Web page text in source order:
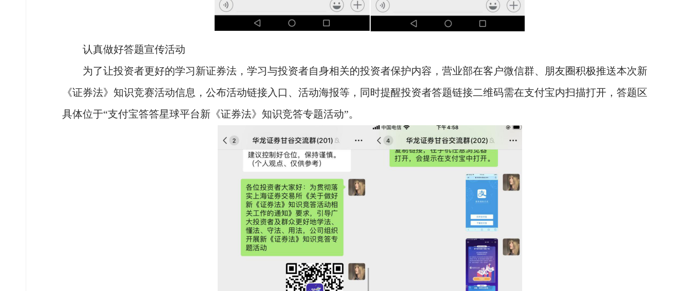
认真做好答题宣传活动
为了让投资者更好的学习新证券法，学习与投资者自身相关的投资者保护内容，营业部在客户微信群、朋友圈积极推送本次新
《证券法》知识竞赛活动信息，公布活动链接入口、活动海报等，同时提醒投资者答题链接二维码需在支付宝内扫描打开，答题区
具体位于“支付宝答答星球平台新《证券法》知识竞答专题活动”。